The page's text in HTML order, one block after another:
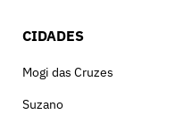
CIDADES
Mogi das Cruzes
Suzano